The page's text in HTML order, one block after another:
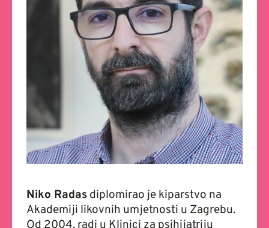
Niko Radas diplomirao je kiparstvo na
Akademiji likovnih umjetnosti u Zagrebu.
Od 2004. radi u Klinici za psihijatriju